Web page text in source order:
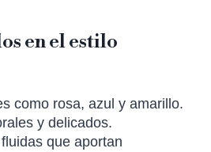
en el estilo
como rosa, azul y amarillo.
y delicados.
que aportan